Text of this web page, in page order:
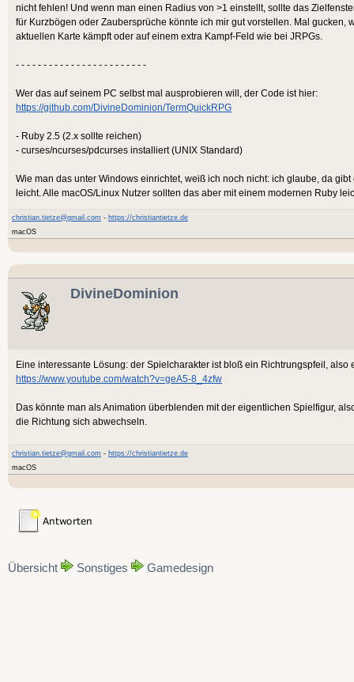
nicht fehlen! Und wenn man einen Radius von >1 einstellt, sollte das
für Kurzbögen oder Zaubersprüche könnte ich mir gut vorstellen. Mal gucken,
aktuellen Karte kämpft oder auf einem extra Kampf-Feld wie bei JRPGs.
- - - - - - - - - - - - - - - - - - - - - - - -
Wer das auf seinem PC selbst mal ausprobieren will, der Code ist hier:
https://github.com/DivineDominion/TermQuickRPG
- Ruby 2.5 (2.x sollte reichen)
- curses/ncurses/pdcurses installiert (UNIX Standard)
Wie man das unter Windows einrichtet, weiß ich noch nicht: ich glaube, da
leicht. Alle macOS/Linux Nutzer sollten das aber mit einem modernen Ruby
christian.tietze@gmail.com - https://christiantietze.de
macOS
DivineDominion
Eine interessante Lösung: der Spielcharakter ist bloß ein Richtrungspfeil, also
https://www.youtube.com/watch?v=geA5-8_4zfw
Das könnte man als Animation überblenden mit der eigentlichen Spielfigur,
die Richtung sich abwechseln.
christian.tietze@gmail.com - https://christiantietze.de
macOS
Übersicht Sonstiges Gamedesign